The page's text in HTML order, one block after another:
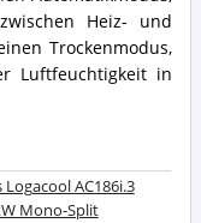
Heiz- und
Trockenmodus,
Luftfeuchtigkeit in
Logacool AC186i.3
Mono-Split